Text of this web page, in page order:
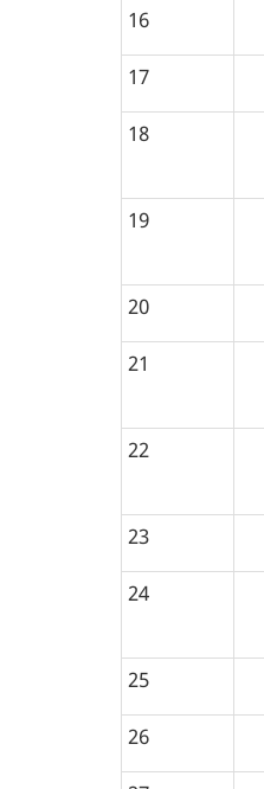
16
17
18
19
20
21
22
23
24
25
26